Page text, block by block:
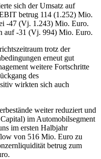
sich der Umsatz auf
betrug 114 (1.252) Mio.
-47 (Vj. 1.243) Mio. Euro.
auf -31 (Vj. 994) Mio. Euro.
trotz der
erneut gut
weitere Fortschritte
des
wirkten sich auch
weiter reduziert und
im Automobilsegment
im ersten Halbjahr
von 516 Mio. Euro zu
betrug zum